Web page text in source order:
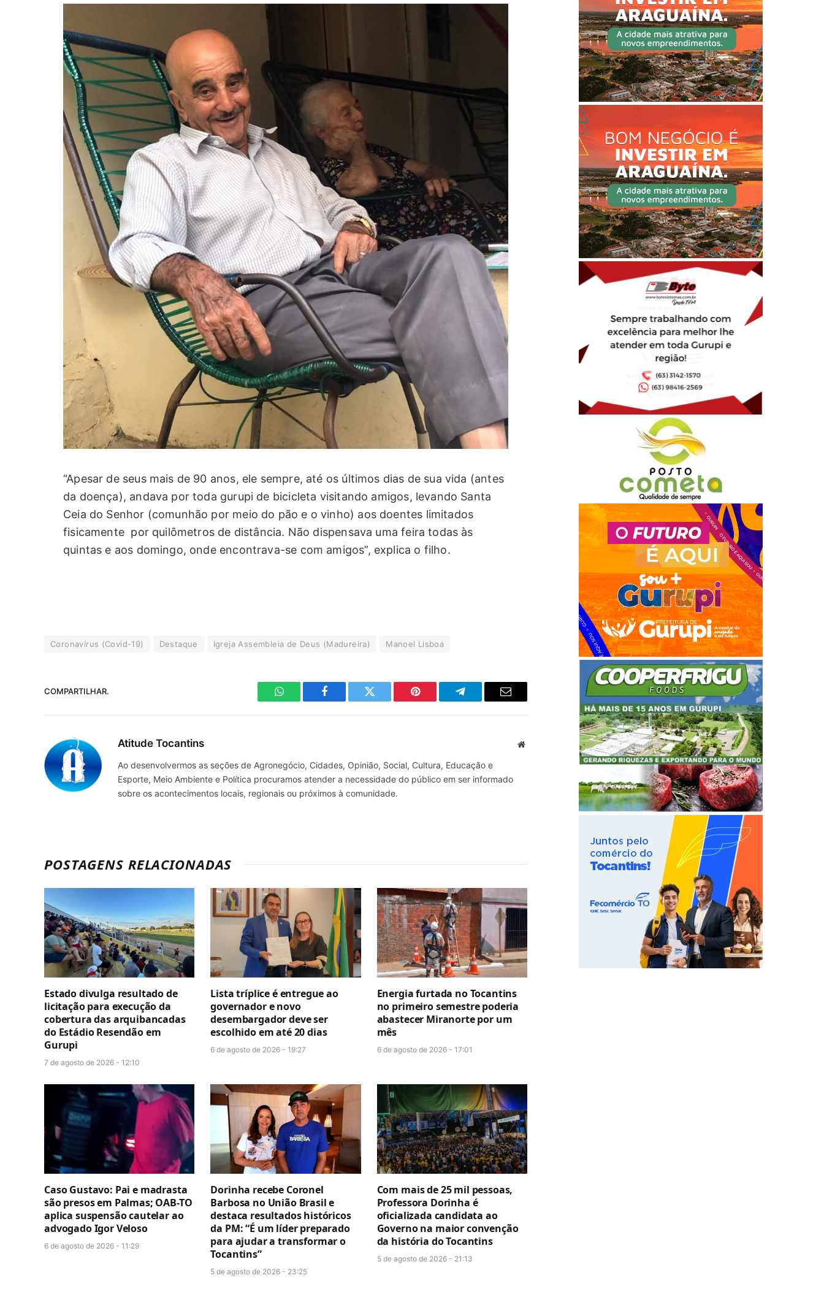
“Apesar de seus mais de 90 anos, ele sempre, até os últimos dias de sua vida (antes
da doença), andava por toda gurupi de bicicleta visitando amigos, levando Santa
Ceia do Senhor (comunhão por meio do pão e o vinho) aos doentes limitados
fisicamente por quilômetros de distância. Não dispensava uma feira todas às
quintas e aos domingo, onde encontrava-se com amigos”, explica o filho.
Coronavírus (Covid-19) Destaque Igreja Assembleia de Deus (Madureira) Manoel Lisboa
COMPARTILHAR.
WhatsAppFacebook Twitter Pinterest TelegramaE-
Atitude Tocantins Site
Ao desenvolvermos as seções de Agronegócio, Cidades, Opinião, Social, Cultura, Educação e
Esporte, Meio Ambiente e Política procuramos atender a necessidade do público em ser informado
sobre os acontecimentos locais, regionais ou próximos à comunidade.
POSTAGENS RELACIONADAS
Estado divulga resultado de
licitação para execução da
cobertura das arquibancadas
do Estádio Resendão em
Gurupi
7 de agosto de 2026 - 12:10
Lista tríplice é entregue ao
governador e novo
desembargador deve ser
escolhido em até 20 dias
6 de agosto de 2026 - 19:27
Energia furtada no Tocantins
no primeiro semestre poderia
abastecer Miranorte por um
mês
6 de agosto de 2026 - 17:01
Caso Gustavo: Pai e madrasta
são presos em Palmas; OAB-TO
aplica suspensão cautelar ao
advogado Igor Veloso
6 de agosto de 2026 - 11:29
Dorinha recebe Coronel
Barbosa no União Brasil e
destaca resultados históricos
da PM: “É um líder preparado
para ajudar a transformar o
Tocantins”
5 de agosto de 2026 - 23:25
Com mais de 25 mil pessoas,
Professora Dorinha é
oficializada candidata ao
Governo na maior convenção
da história do Tocantins
5 de agosto de 2026 - 21:13